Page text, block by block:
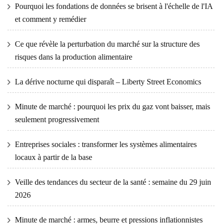
Pourquoi les fondations de données se brisent à l'échelle de l'IA
et comment y remédier
Ce que révèle la perturbation du marché sur la structure des
risques dans la production alimentaire
La dérive nocturne qui disparaît – Liberty Street Economics
Minute de marché : pourquoi les prix du gaz vont baisser, mais
seulement progressivement
Entreprises sociales : transformer les systèmes alimentaires
locaux à partir de la base
Veille des tendances du secteur de la santé : semaine du 29 juin
2026
Minute de marché : armes, beurre et pressions inflationnistes